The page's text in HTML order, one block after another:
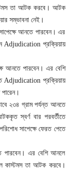
তা আটক করবে। আটক
সম্ভাবনা নেই।
আনতে পারবেন। এর
Adjudication প্রক্রিয়ায়
আনতে পারবেন। এর বেশি
Adjudication প্রক্রিয়ায়
২৩৪ গ্রাম পর্যন্ত আনতে
স্বর্ণ বার পরবর্তীতে
সাপেক্ষে ফেরত পেতে
পারবেন। এর বেশি আনলে
কাস্টমস তা আটক করবে।